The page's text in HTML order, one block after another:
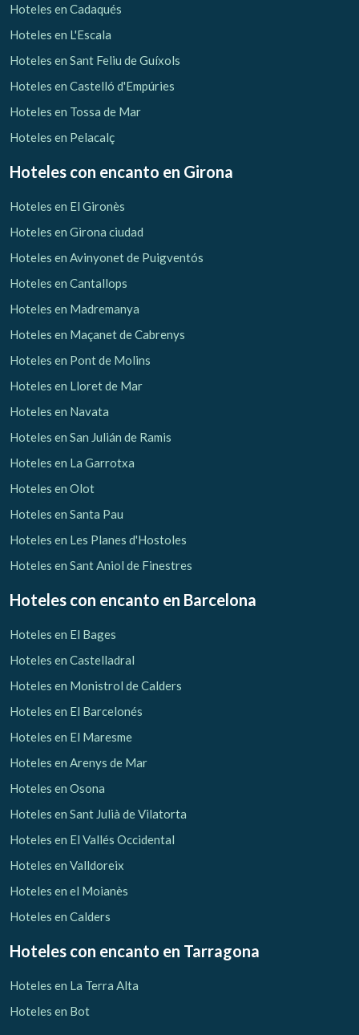
Hoteles en Cadaqués
Hoteles en L'Escala
Hoteles en Sant Feliu de Guíxols
Hoteles en Castelló d'Empúries
Hoteles en Tossa de Mar
Hoteles en Pelacalç
Hoteles con encanto en Girona
Hoteles en El Gironès
Hoteles en Girona ciudad
Hoteles en Avinyonet de Puigventós
Hoteles en Cantallops
Hoteles en Madremanya
Hoteles en Maçanet de Cabrenys
Hoteles en Pont de Molins
Hoteles en Lloret de Mar
Hoteles en Navata
Hoteles en San Julián de Ramis
Hoteles en La Garrotxa
Hoteles en Olot
Hoteles en Santa Pau
Hoteles en Les Planes d'Hostoles
Hoteles en Sant Aniol de Finestres
Hoteles con encanto en Barcelona
Hoteles en El Bages
Hoteles en Castelladral
Hoteles en Monistrol de Calders
Hoteles en El Barcelonés
Hoteles en El Maresme
Hoteles en Arenys de Mar
Hoteles en Osona
Hoteles en Sant Julià de Vilatorta
Hoteles en El Vallés Occidental
Hoteles en Valldoreix
Hoteles en el Moianès
Hoteles en Calders
Hoteles con encanto en Tarragona
Hoteles en La Terra Alta
Hoteles en Bot